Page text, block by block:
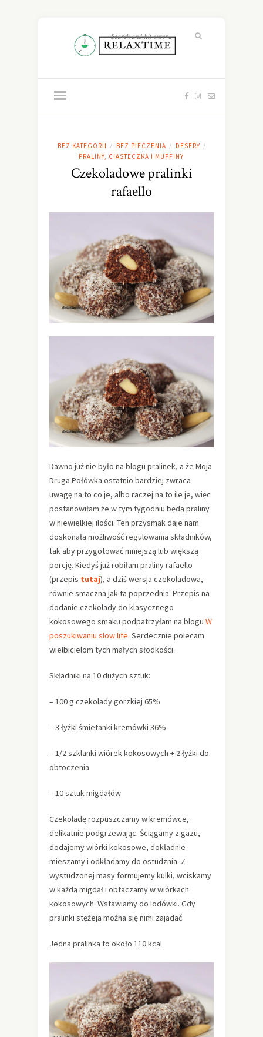
BEZ KATEGORII / BEZ PIECZENIA / DESERY /
PRALINY, CIASTECZKA I MUFFINY
Czekoladowe pralinki
rafaello
Dawno już nie było na blogu pralinek, a że Moja
Druga Połówka ostatnio bardziej zwraca
uwagę na to co je, albo raczej na to ile je, więc
postanowiłam że w tym tygodniu będą praliny
w niewielkiej ilości. Ten przysmak daje nam
doskonałą możliwość regulowania składników,
tak aby przygotować mniejszą lub większą
porcję. Kiedyś już robiłam praliny rafaello
(przepis tutaj), a dziś wersja czekoladowa,
równie smaczna jak ta poprzednia. Przepis na
dodanie czekolady do klasycznego
kokosowego smaku podpatrzyłam na blogu W
poszukiwaniu slow life. Serdecznie polecam
wielbicielom tych małych słodkości.
Składniki na 10 dużych sztuk:
– 100 g czekolady gorzkiej 65%
– 3 łyżki śmietanki kremówki 36%
– 1/2 szklanki wiórek kokosowych + 2 łyżki do
obtoczenia
– 10 sztuk migdałów
Czekoladę rozpuszczamy w kremówce,
delikatnie podgrzewając. Ściągamy z gazu,
dodajemy wiórki kokosowe, dokładnie
mieszamy i odkładamy do ostudznia. Z
wystudzonej masy formujemy kulki, wciskamy
w każdą migdał i obtaczamy w wiórkach
kokosowych. Wstawiamy do lodówki. Gdy
pralinki stężeją można się nimi zajadać.
Jedna pralinka to około 110 kcal